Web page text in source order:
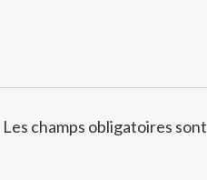
Les champs obligatoires sont